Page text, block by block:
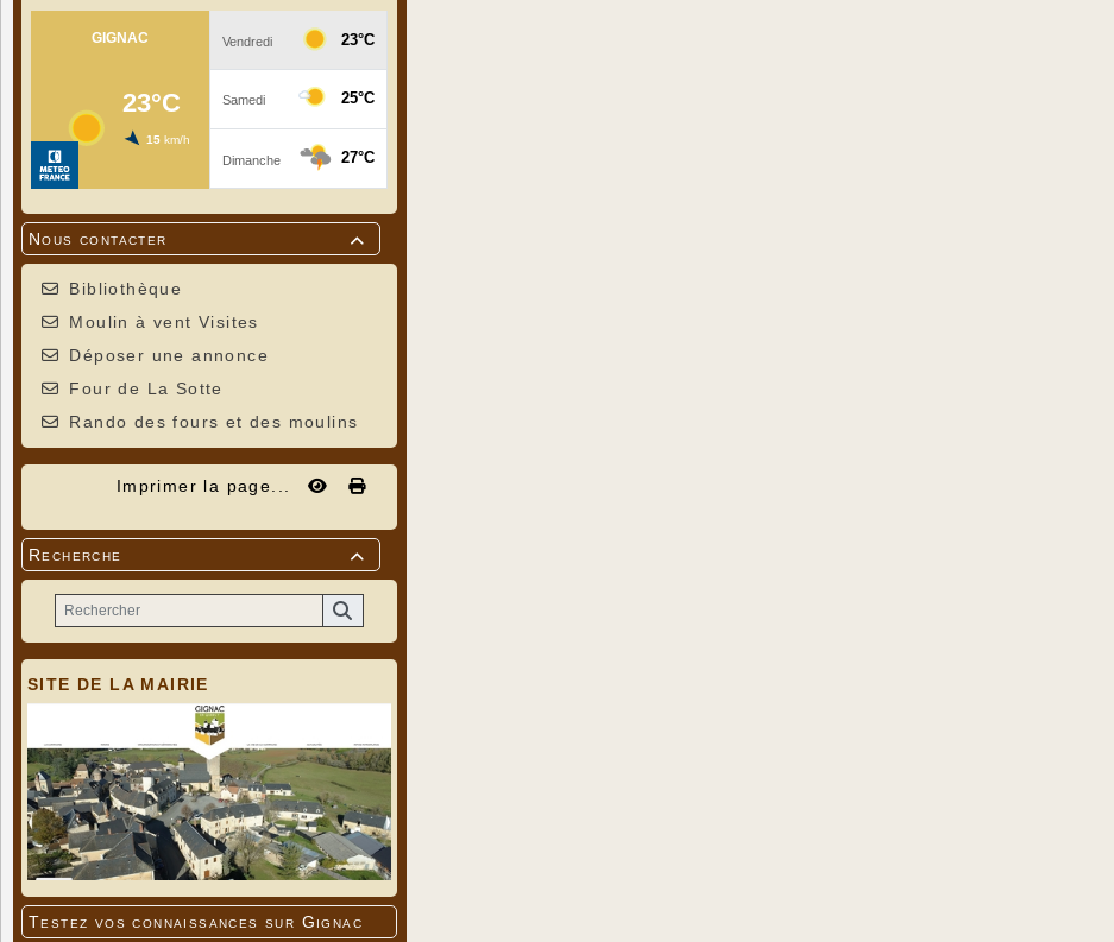

Nous contacter
Bibliothèque
Moulin à vent Visites
Déposer une annonce
Four de La Sotte
Rando des fours et des moulins
Imprimer la page...

Recherche
SITE DE LA MAIRIE
Testez vos connaissances sur Gignac